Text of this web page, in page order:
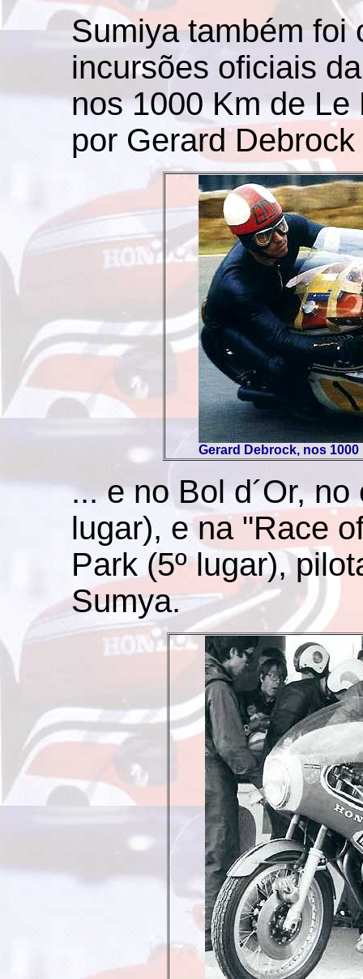
Sumiya também foi
incursões oficiais
nos 1000 Km de Le
por Gerard
Gerard Debrock, nos
... eno Bol d´Or,
lugar), e na "Race
Park (5º lugar),
Sumya.